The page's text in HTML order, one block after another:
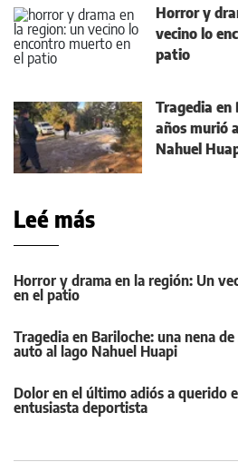
Horror y
vecino lo
patio
Tragedia en
años murió
Nahuel
Leé más
Horror y drama en la región: Un
en el patio
Tragedia en Bariloche: una nena
auto al lago Nahuel Huapi
Dolor en el último adiós a querido
entusiasta deportista